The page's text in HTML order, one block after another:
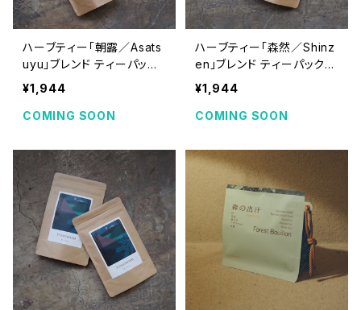
ハーブティー「朝露／Asats
uyu」ブレンド ティーパック2
0個入り
¥1,944
COMING SOON
ハーブティー「森然／Shinz
en」ブレンド ティーパック2
0個入り
¥1,944
COMING SOON